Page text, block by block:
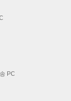
PC